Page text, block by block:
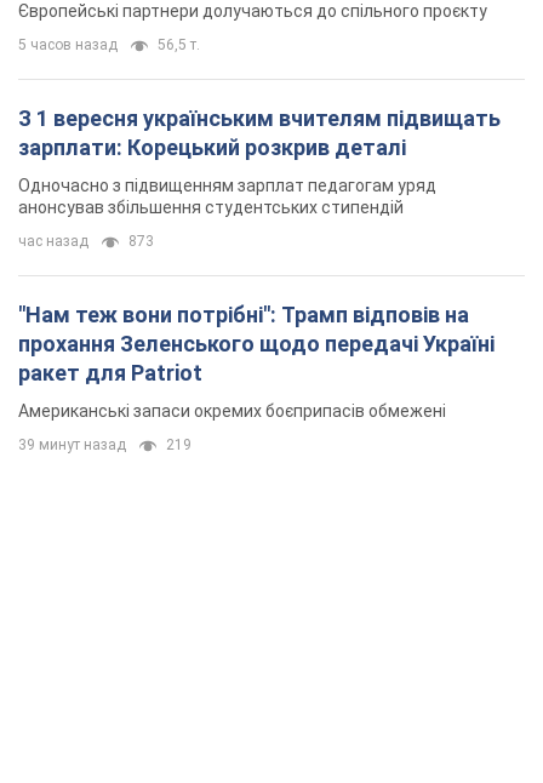
Європейські партнери долучаються до спільного проєкту
5 часов назад 56,5 т.
З 1 вересня українським вчителям підвищать
зарплати: Корецький розкрив деталі
Одночасно з підвищенням зарплат педагогам уряд
анонсував збільшення студентських стипендій
час назад 873
"Нам теж вони потрібні": Трамп відповів на
прохання Зеленського щодо передачі Україні
ракет для Patriot
Американські запаси окремих боєприпасів обмежені
39 минут назад 219